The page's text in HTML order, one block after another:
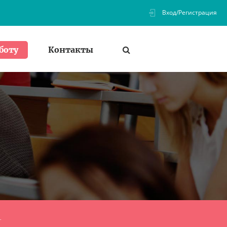
Вход/Регистрация
Контакты